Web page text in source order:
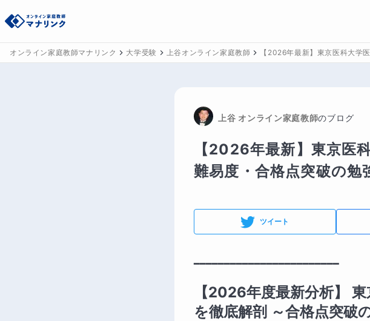
オンライン家庭教師マナリンク 大学受験 上谷オンライン家庭教師 【2026年最新】東京医科大学
上谷 オンライン家庭教師のブログ
【2026年最新】東京医
難易度・合格点突破の勉
ツイート
━━━━━━━━━━━━━━━━━━━━━━━━
【2026年度最新分析】
を徹底解剖 ～合格点突破